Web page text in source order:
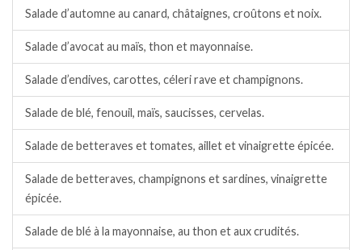
Salade d’automne au canard, châtaignes, croûtons et noix.
Salade d’avocat au maïs, thon et mayonnaise.
Salade d’endives, carottes, céleri rave et champignons.
Salade de blé, fenouil, maïs, saucisses, cervelas.
Salade de betteraves et tomates, aillet et vinaigrette épicée.
Salade de betteraves, champignons et sardines, vinaigrette
épicée.
Salade de blé à la mayonnaise, au thon et aux crudités.